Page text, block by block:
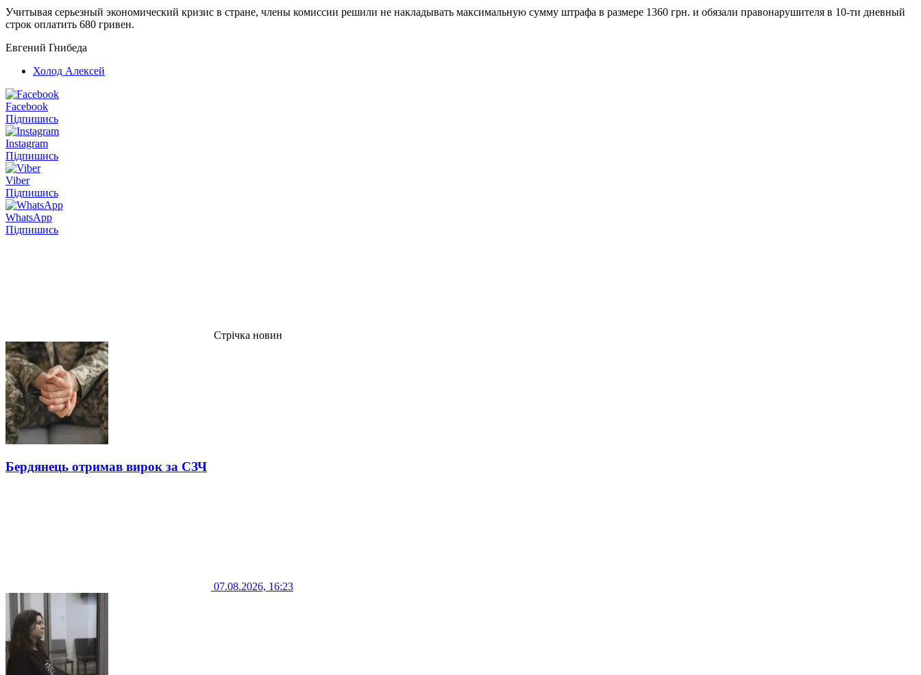
Учитывая серьезный экономический кризис в стране, члены комиссии решили не накладывать максимальную сумму штрафа в размере 1360 грн. и обязали правонарушителя в 10-ти дневный
строк оплатить 680 гривен.
Евгений Гнибеда
Холод Алексей
Facebook
Підпишись
Instagram
Підпишись
Viber
Підпишись
WhatsApp
Підпишись
Стрічка новин
Бердянець отримав вирок за СЗЧ
07.08.2026, 16:23